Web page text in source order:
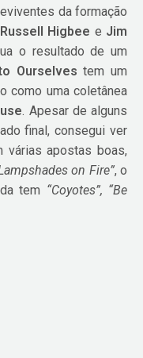
da formação
Higbee e Jim
o resultado de um
Ourselves tem um
como uma coletânea
. Apesar de alguns
final, consegui ver
várias apostas boas,
on Fire”, o
tem “Coyotes”, “Be